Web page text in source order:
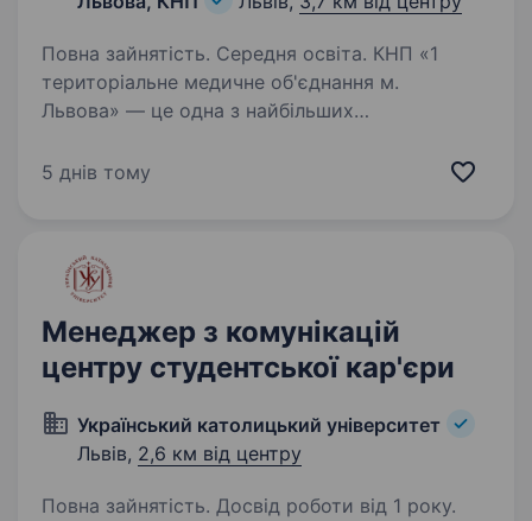
Повна зайнятість. Середня освіта. КНП «1
територіальне медичне об'єднання м.
Львова» — це одна з найбільших
України. Ми надаємо повний спектр медичних
5 днів тому
Менеджер з комунікацій
центру студентської кар'єри
Український католицький університет
Львів, 2,6 км від центру
Повна зайнятість. Досвід роботи від 1 року.